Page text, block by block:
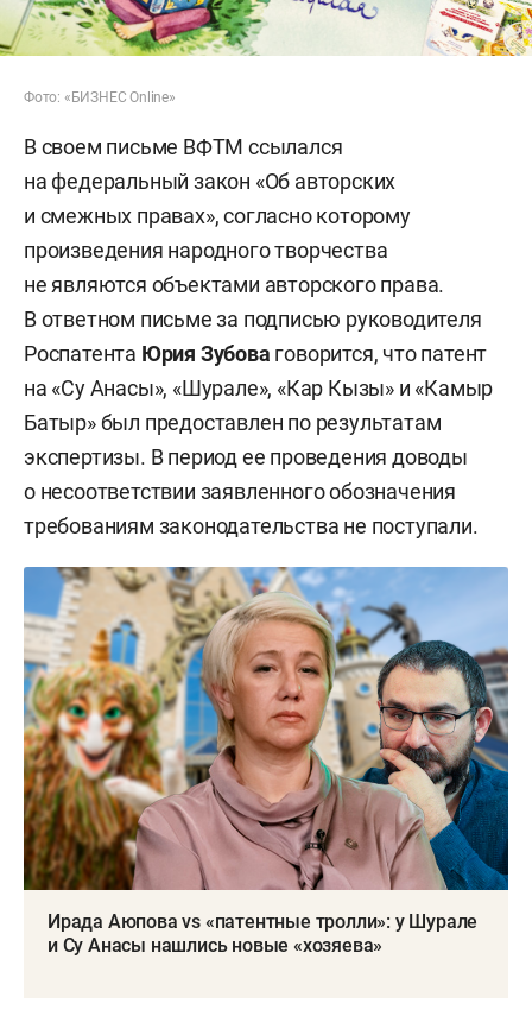
Фото: «БИЗНЕС Online»
В своем письме ВФТМ ссылался
на федеральный закон «Об авторских
и смежных правах», согласно которому
произведения народного творчества
не являются объектами авторского права.
В ответном письме за подписью руководителя
Роспатента Юрия Зубова говорится, что патент
на «Су Анасы», «Шурале», «Кар Кызы» и «Камыр
Батыр» был предоставлен по результатам
экспертизы. В период ее проведения доводы
о несоответствии заявленного обозначения
требованиям законодательства не поступали.
Ирада Аюпова vs «патентные тролли»: у Шурале
и Су Анасы нашлись новые «хозяева»